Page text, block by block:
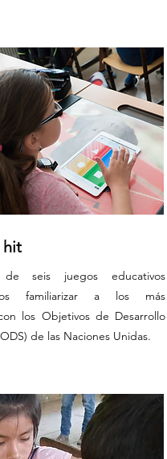
hit
seis juegos educativos
familiarizar a los más
los Objetivos de Desarrollo
de las Naciones Unidas.